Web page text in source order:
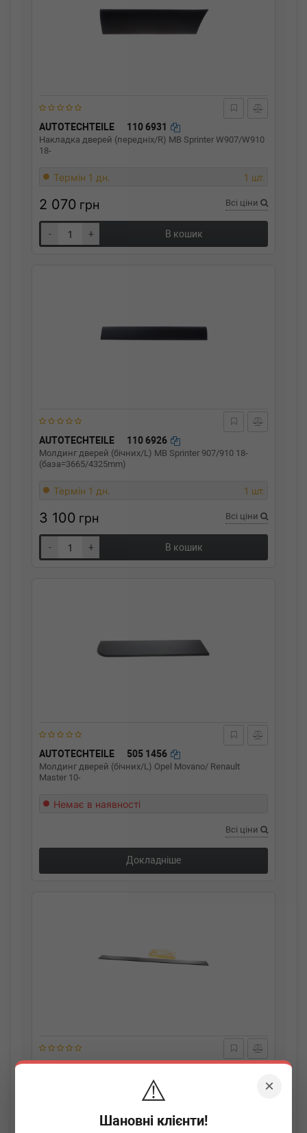
×
⚠️
Шановні клієнти!
AUTOTECHTEILE 110 6931
Накладка дверей (передніх/R) MB Sprinter W907/W910
18-
Термін 1 дн. 1 шт.
2 070 грн Всі ціни
- + В кошик
AUTOTECHTEILE 110 6926
Молдинг дверей (бічних/L) MB Sprinter 907/910 18-
(база=3665/4325mm)
Термін 1 дн. 1 шт.
3 100 грн Всі ціни
- + В кошик
AUTOTECHTEILE 505 1456
Молдинг дверей (бічних/L) Opel Movano/ Renault
Master 10-
Немає в наявності
Всі ціни
Докладніше
AUTOTECHTEILE 100 6943
Молдинг дверей (бічних/R) MB Sprinter (W906)/VW
Немає в наявності